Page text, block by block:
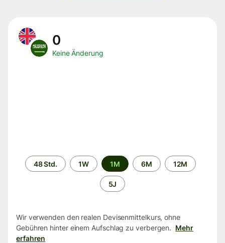
0
Keine Änderung
Zeitraum
48 Std. 1W 1M 6M 12M
5J
Wir verwenden den realen Devisenmittelkurs, ohne
Gebühren hinter einem Aufschlag zu verbergen. Mehr
erfahren